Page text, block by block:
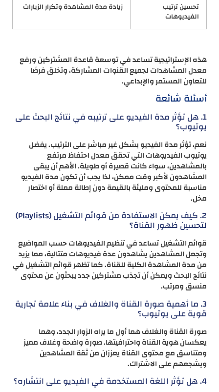
تحسين ترتيب
الفيديوهات
زيادة مدة المشاهدة وتكرار الزيارات
هذه الإستراتيجية تساعد في توسعة قاعدة المشتركين ورفع
معدل المشاهدات لجميع القنوات المشاركة، وتخلق فرصًا
للتعاون المستمر والإبداعي.
أسئلة شائعة
1. هل تؤثر مدة الفيديو على ترتيبه في نتائج البحث على
يوتيوب؟
نعم، تؤثر مدة الفيديو بشكل غير مباشر على الترتيب. يفضل
يوتيوب الفيديوهات التي تحقق معدل احتفاظ مرتفع
بالمشاهدين، سواء كانت قصيرة أو طويلة. الأهم أن يبقى
المشاهدون لأكبر وقت ممكن، لذا يجب أن تكون مدة الفيديو
مناسبة للمحتوى ومليئة بالقيمة دون إطالة مملة أو اختصار
مخل.
2. كيف يمكن الاستفادة من قوائم التشغيل (Playlists)
لتحسين ظهور القناة؟
قوائم التشغيل تساعد في تنظيم الفيديوهات حسب المواضيع
وتجعل المشاهدين يشاهدون عدة فيديوهات متتالية، مما يزيد
من مدة المشاهدة الكلية للقناة. كما تظهر قوائم التشغيل في
نتائج البحث ويمكن أن تجذب مشتركين جدد يبحثون عن محتوى
منسق ومرتب.
3. ما أهمية صورة القناة والغلاف في بناء علامة تجارية
قوية على يوتيوب؟
صورة القناة والغلاف هما أول ما يراه الزوار الجدد، وهما
يعكسان هوية القناة واحترافيتها. صورة واضحة وغلاف مميز
ومتناسق مع محتوى القناة يعززان من ثقة المشاهدين
ويشجعهم على الاشتراك.
4. هل تؤثر اللغة المستخدمة في الفيديو على انتشاره؟